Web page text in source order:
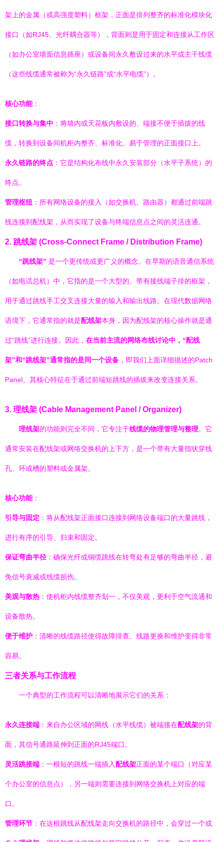
架上的金属（或高强度塑料）框架，正面是排列整齐的标准化模块化
接口（如RJ45、光纤耦合器等），背面则是用于固定和连接从工作区
（如办公室墙面信息插座）或设备间永久敷设过来的水平或主干线缆
（这些线缆通常被称为“永久链路”或“水平电缆”）。
核心功能：
接口转换与集中 ：将墙内或天花板内敷设的、端接不便于插拔的线
缆，转换到设备间机柜内整齐、标准化、易于管理的正面接口上。
永久链路的终点 ：它是结构化布线中永久安装部分（水平子系统）的
终点。
管理枢纽 ：所有网络设备的接入（如交换机、路由器）都通过前端跳
线连接到配线架，从而实现了设备与终端信息点之间的灵活连通。
2. 跳线架 (Cross-Connect Frame / Distribution Frame)
“跳线架” 是一个更传统或更广义的概念。在早期的语音通信系统
（如电话总机）中，它指的是一个大型的、带有接线端子排的框架，
用于通过跳线手工交叉连接大量的输入和输出线路。在现代数据网络
语境下，它通常指的就是配线架本身，因为配线架的核心操作就是通
过“跳线”进行连接。因此， 在当前主流的网络布线讨论中，“配线
架”和“跳线架”通常指的是同一个设备 ，即我们上面详细描述的Patch
Panel。其核心特征在于通过前端短跳线的插拔来改变连接关系。
3. 理线架 (Cable Management Panel / Organizer)
理线架的功能则完全不同，它专注于线缆的物理管理与整理。它
通常安装在配线架或网络交换机的上下方，是一个带有大量指状穿线
孔、环或槽的塑料或金属架。
核心功能：
引导与固定 ：将从配线架正面接口连接到网络设备端口的大量跳线，
进行有序的引导、归束和固定。
保证弯曲半径 ：确保光纤或铜缆跳线在转弯处有足够的弯曲半径，避
免信号衰减或线缆损伤。
美观与散热 ：使机柜内线缆整齐划一，不仅美观，更利于空气流通和
设备散热。
便于维护 ：清晰的线缆路径使得故障排查、线路更换和维护变得非常
容易。
三者关系与工作流程
一个典型的工作流程可以清晰地展示它们的关系：
永久连接端 ：来自办公区域的网线（水平线缆）被端接在配线架的背
面，其信号通路延伸到正面的RJ45端口。
灵活跳接端 ：一根短的跳线一端插入配线架正面的某个端口（对应某
个办公室的信息点），另一端则需要连接到网络交换机上对应的端
口。
管理环节 ：在这根跳线从配线架走向交换机的路径中，会穿过一个或